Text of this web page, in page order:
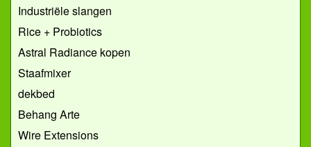
Industriële slangen
Rice + Probiotics
Astral Radiance kopen
Staafmixer
dekbed
Behang Arte
Wire Extensions